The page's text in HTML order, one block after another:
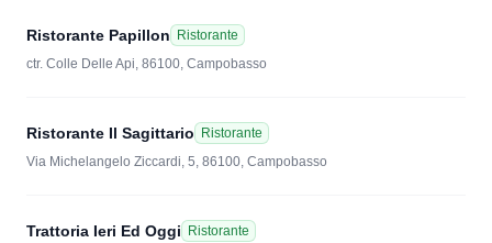
Ristorante Papillon
Ristorante
ctr. Colle Delle Api, 86100, Campobasso
Ristorante Il Sagittario
Ristorante
Via Michelangelo Ziccardi, 5, 86100, Campobasso
Trattoria Ieri Ed Oggi
Ristorante